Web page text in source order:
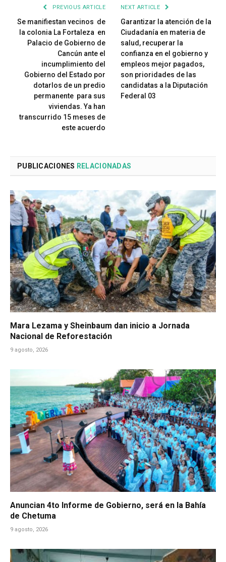
PREVIOUS ARTICLE
Se manifiestan vecinos de
la colonia La Fortaleza en
Palacio de Gobierno de
Cancún ante el
incumplimiento del
Gobierno del Estado por
dotarlos de un predio
permanente para sus
viviendas. Ya han
transcurrido 15 meses de
este acuerdo
NEXT ARTICLE
Garantizar la atención de la
Ciudadanía en materia de
salud, recuperar la
confianza en el gobierno y
empleos mejor pagados,
son prioridades de las
candidatas a la Diputación
Federal 03
PUBLICACIONES RELACIONADAS
Mara Lezama y Sheinbaum dan inicio a Jornada
Nacional de Reforestación
9 agosto, 2026
Anuncian 4to Informe de Gobierno, será en la Bahía
de Chetuma
9 agosto, 2026